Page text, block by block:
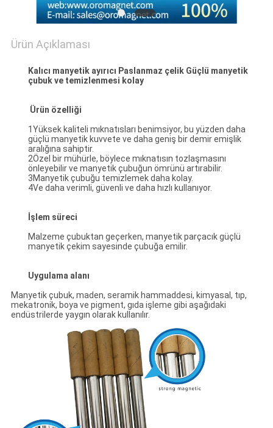
Ürün Açıklaması
Kalıcı manyetik ayırıcı Paslanmaz çelik Güçlü manyetik
çubuk ve temizlenmesi kolay
Ürün özelliği
1Yüksek kaliteli mıknatısları benimsiyor, bu yüzden daha
güçlü manyetik kuvvete ve daha geniş bir demir emişlik
aralığına sahiptir.
2Özel bir mühürle, böylece mıknatısın tozlaşmasını
önleyebilir ve manyetik çubuğun ömrünü artırabilir.
3Manyetik çubuğu temizlemek daha kolay.
4Ve daha verimli, güvenli ve daha hızlı kullanıyor.
İşlem süreci
Malzeme çubuktan geçerken, manyetik parçacık güçlü
manyetik çekim sayesinde çubuğa emilir.
Uygulama alanı
Manyetik çubuk, maden, seramik hammaddesi, kimyasal, tıp,
mekatronik, boya ve pigment, gıda işleme gibi aşağıdaki
endüstrilerde yaygın olarak kullanılır.